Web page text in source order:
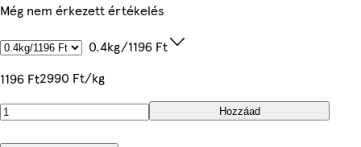
Még nem érkezett értékelés
0.4kg/1196 Ft
1196 Ft2990 Ft/kg
Hozzáad